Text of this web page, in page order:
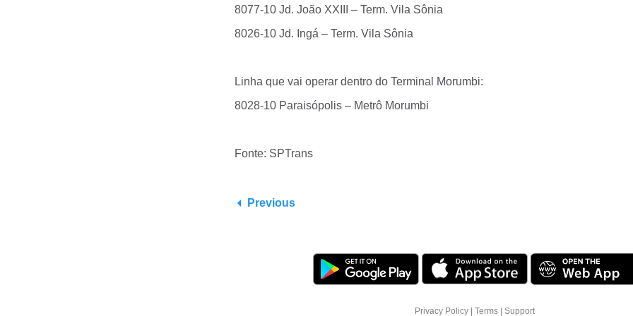
8077-10 Jd. João XXIII – Term. Vila Sônia
8026-10 Jd. Ingá – Term. Vila Sônia
Linha que vai operar dentro do Terminal Morumbi:
8028-10 Paraisópolis – Metrô Morumbi
Fonte: SPTrans
Previous
Privacy Policy | Terms | Support